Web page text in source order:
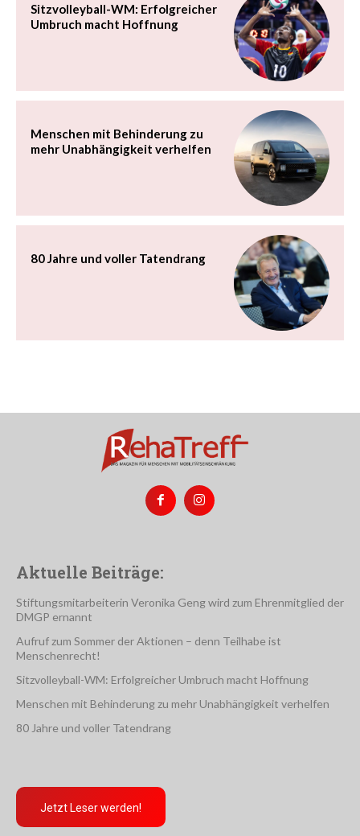
Sitzvolleyball-WM: Erfolgreicher
Umbruch macht Hoffnung
Menschen mit Behinderung zu
mehr Unabhängigkeit verhelfen
80 Jahre und voller Tatendrang
Aktuelle Beiträge:
Stiftungsmitarbeiterin Veronika Geng wird zum Ehrenmitglied der
DMGP ernannt
Aufruf zum Sommer der Aktionen – denn Teilhabe ist
Menschenrecht!
Sitzvolleyball-WM: Erfolgreicher Umbruch macht Hoffnung
Menschen mit Behinderung zu mehr Unabhängigkeit verhelfen
80 Jahre und voller Tatendrang
Jetzt Leser werden!